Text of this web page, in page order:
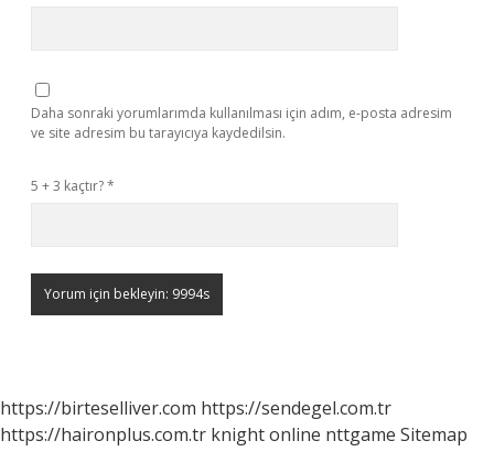
Daha sonraki yorumlarımda kullanılması için adım, e-posta adresim
ve site adresim bu tarayıcıya kaydedilsin.
5 + 3 kaçtır?*
https://birteselliver.com https://sendegel.com.tr
https://haironplus.com.tr knight online nttgame Sitemap